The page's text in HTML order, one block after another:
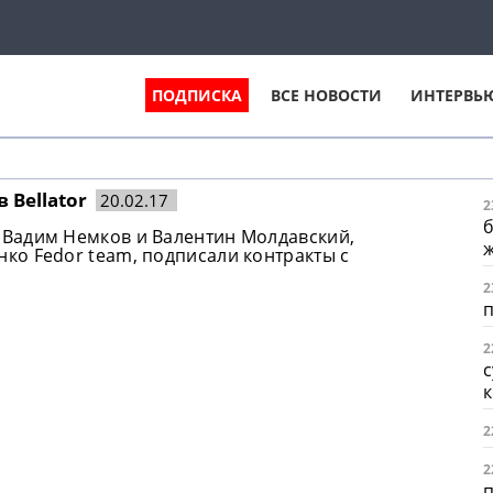
ПОДПИСКА ВСЕ НОВОСТИ
Bellator 20.02.17
Немков и Валентин Молдавский,
Fedor team, подписали контракты с